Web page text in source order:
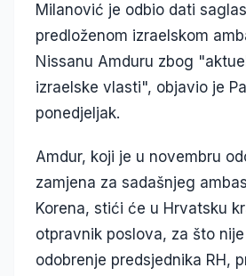
Milanović je odbio dati
predloženom izraelskom
Nissanu Amduru zbog
izraelske vlasti", objavio je
ponedjeljak.
Amdur, koji je u novembru
zamjena za sadašnjeg
Korena, stići će u Hrvatsku
otpravnik poslova, za što
odobrenje predsjednika RH,